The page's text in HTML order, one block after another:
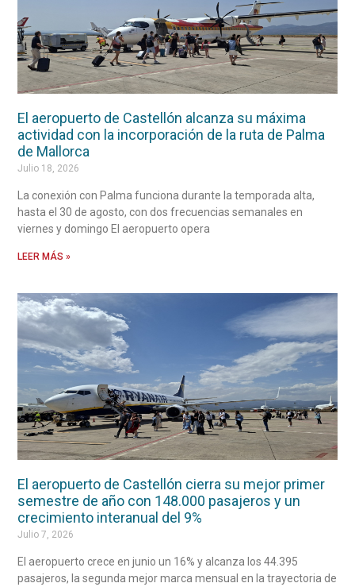
El aeropuerto de Castellón alcanza su máxima
actividad con la incorporación de la ruta de Palma
de Mallorca
Julio 18, 2026
La conexión con Palma funciona durante la temporada alta,
hasta el 30 de agosto, con dos frecuencias semanales en
viernes y domingo El aeropuerto opera
LEER MÁS »
El aeropuerto de Castellón cierra su mejor primer
semestre de año con 148.000 pasajeros y un
crecimiento interanual del 9%
Julio 7, 2026
El aeropuerto crece en junio un 16% y alcanza los 44.395
pasajeros, la segunda mejor marca mensual en la trayectoria de